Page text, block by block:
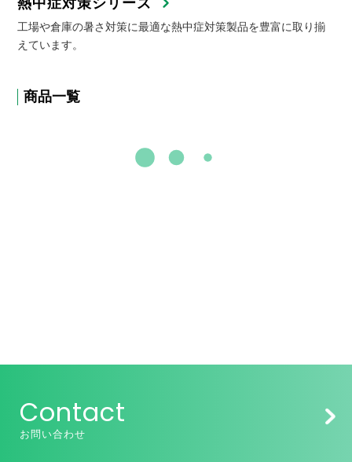
工場や倉庫の暑さ対策に最適な熱中症対策製品を豊富に取り揃
えています。
商品一覧
Contact
お問い合わせ